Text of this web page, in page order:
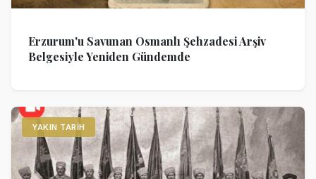
Erzurum'u Savunan Osmanlı Şehzadesi Arşiv
Belgesiyle Yeniden Gündemde
YAKIN TARIH